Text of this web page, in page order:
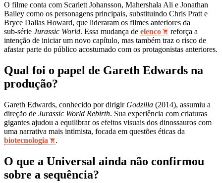
O filme conta com Scarlett Johansson, Mahershala Ali e Jonathan
Bailey como os personagens principais, substituindo Chris Pratt e
Bryce Dallas Howard, que lideraram os filmes anteriores da
sub‑série Jurassic World. Essa mudança de elenco
reforça a
intenção de iniciar um novo capítulo, mas também traz o risco de
afastar parte do público acostumado com os protagonistas anteriores.
Qual foi o papel de Gareth Edwards na
produção?
Gareth Edwards, conhecido por dirigir Godzilla (2014), assumiu a
direção de Jurassic World Rebirth. Sua experiência com criaturas
gigantes ajudou a equilibrar os efeitos visuais dos dinossauros com
uma narrativa mais intimista, focada em questões éticas da
biotecnologia
.
O que a Universal ainda não confirmou
sobre a sequência?